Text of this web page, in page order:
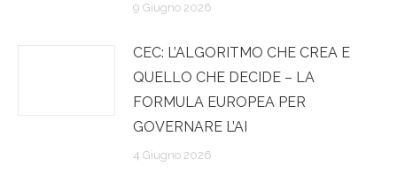
9 Giugno 2026
CEC: L’ALGORITMO CHE CREA E
QUELLO CHE DECIDE – LA
FORMULA EUROPEA PER
GOVERNARE L’AI
4 Giugno 2026